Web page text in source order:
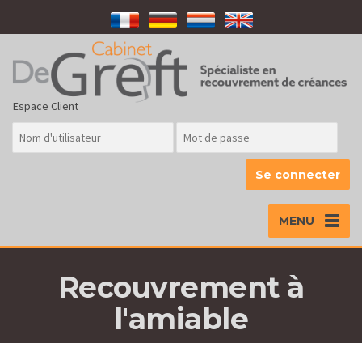
Espace Client
MENU
Recouvrement à
l'amiable